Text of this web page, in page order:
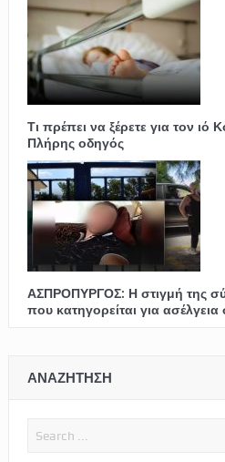
Τι πρέπει να ξέρετε για τον ιό
Πλήρης οδηγός
ΑΣΠΡΟΠΥΡΓΟΣ: Η στιγμή της
που κατηγορείται για
ΑΝΑΖΗΤΗΣΗ